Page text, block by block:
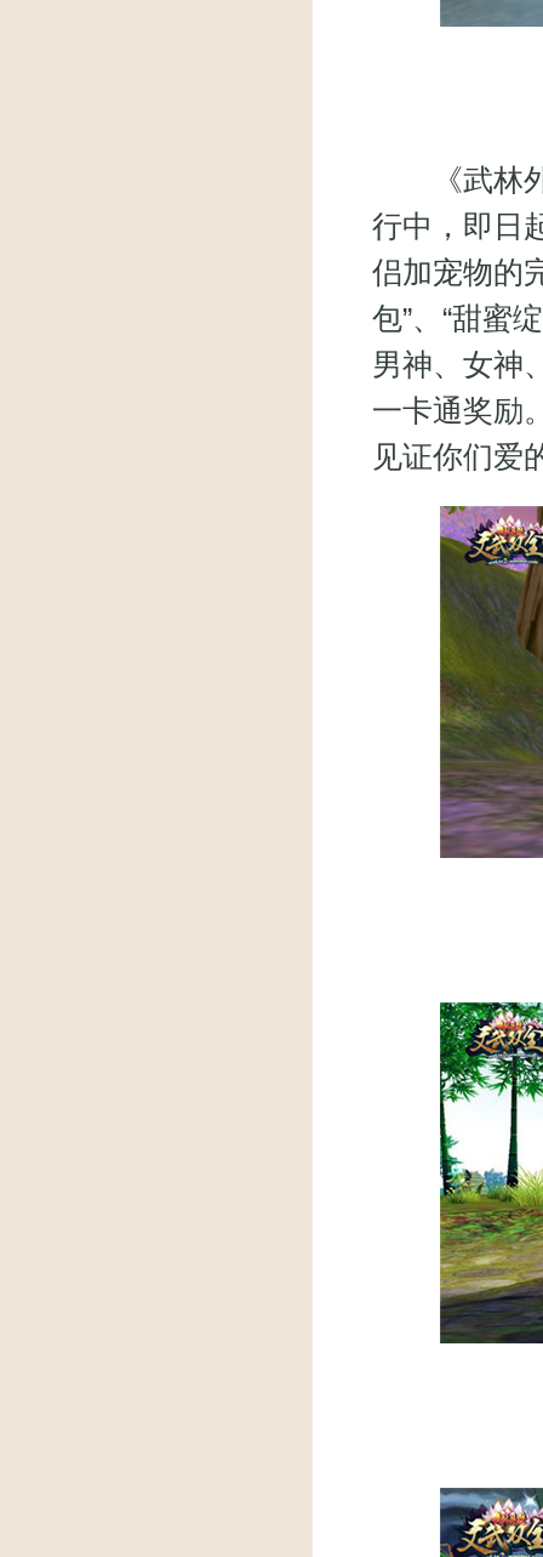
《武林外
行中，即日
侣加宠物的
包”、“甜蜜
男神、女神
一卡通奖励
见证你们爱